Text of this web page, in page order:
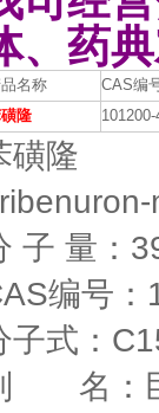
、药
名称
CAS编
隆
101200-
磺隆
子 量：
编号
子式：
名：巨